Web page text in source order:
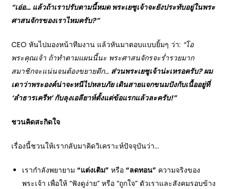
“เอ่อ… แล้วถ้าเราปรับตามนี้หมด พระเยซูเจ้าจะยังประทับอยู่ในพระ
ศาสนจักรของเราไหมครับ?”
CEO หันไปมองหน้าทีมงาน แล้วหันมาตอบแบบยิ้มๆ ว่า: “โอ
พระคุณเจ้า ถ้าทำตามแผนนี้นะ พระศาสนจักรจะร่ำรวยมาก
สมาชิกจะแน่นจนต้องขยายตึก… ส่วนพระเยซูเจ้าน่ะเหรอครับ?ผม
เดาว่าพระองค์น่าจะหนีไปหลบภัย เดินสายแจกขนมปังกับเนื้ออยู่ที่
‘ลำธารเครีท’กับลุงเอลียาห์ตั้งแต่ข้อแรกแล้วละครับ!”
ชวนคิดสะกิดใจ
เรื่องนี้ชวนให้เรากลับมาคิดวิเคราะห์ปัจจุบันว่า…
เรากำลังพยายาม“แต่งเติม” หรือ“ลดทอน” ความจริงของ
พระเจ้า เพื่อให้ “ฟังดูง่าย” หรือ “ถูกใจ” ตัวเราและสังคมรอบข้าง